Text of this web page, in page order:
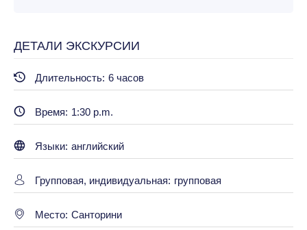
ДЕТАЛИ ЭКСКУРСИИ
Длительность: 6 часов
Время: 1:30 p.m.
Языки: английский
Групповая, индивидуальная: групповая
Место: Санторини